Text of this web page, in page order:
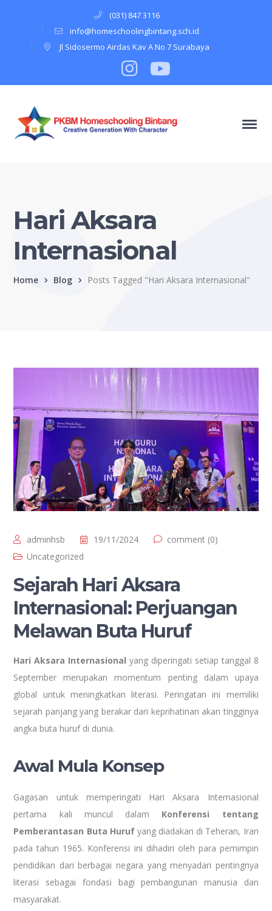
(031) 847 3116
info@homeschoolingbintang.sch.id
Jl Sidosermo Airdas Kav A No 7 Surabaya
Instagram
Profile
Youtube
Hari Aksara
Internasional
Home Blog Posts Tagged "Hari Aksara Internasional"
adminhsb 19/11/2024
comment (0)
Uncategorized
Sejarah Hari Aksara
Internasional: Perjuangan
Melawan Buta Huruf
Hari Aksara Internasional yang diperingati setiap tanggal 8
September merupakan momentum penting dalam upaya
global untuk meningkatkan literasi. Peringatan ini memiliki
sejarah panjang yang berakar dari keprihatinan akan tingginya
angka buta huruf di dunia.
Awal Mula Konsep
Gagasan untuk memperingati Hari Aksara Internasional
pertama kali muncul dalam Konferensi tentang
Pemberantasan Buta Hurufyang diadakan di Teheran, Iran
pada tahun 1965. Konferensi ini dihadiri oleh para pemimpin
pendidikan dari berbagai negara yang menyadari pentingnya
literasi sebagai fondasi bagi pembangunan manusia dan
masyarakat.